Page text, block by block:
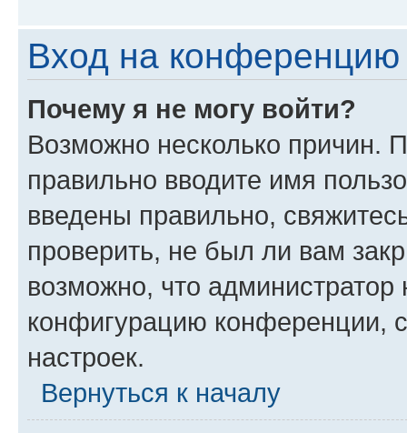
Вход на конференцию
Почему я не могу войти?
Возможно несколько причин.
правильно вводите имя
введены правильно,
проверить, не был ли вам
возможно, что администратор
конфигурацию конференции,
настроек.
Вернуться к началу